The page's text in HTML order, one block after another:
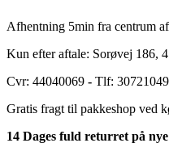
Afhentning 5min fra centrum
Kun efter aftale: Sorøvej 186,
Cvr: 44040069 - Tlf:
Gratis fragt til pakkeshop ved
14 Dages fuld returret på